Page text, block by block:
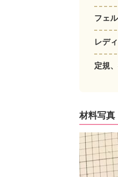
フェ
レデ
定規
材料写真